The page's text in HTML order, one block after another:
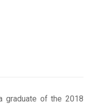
of the 2018